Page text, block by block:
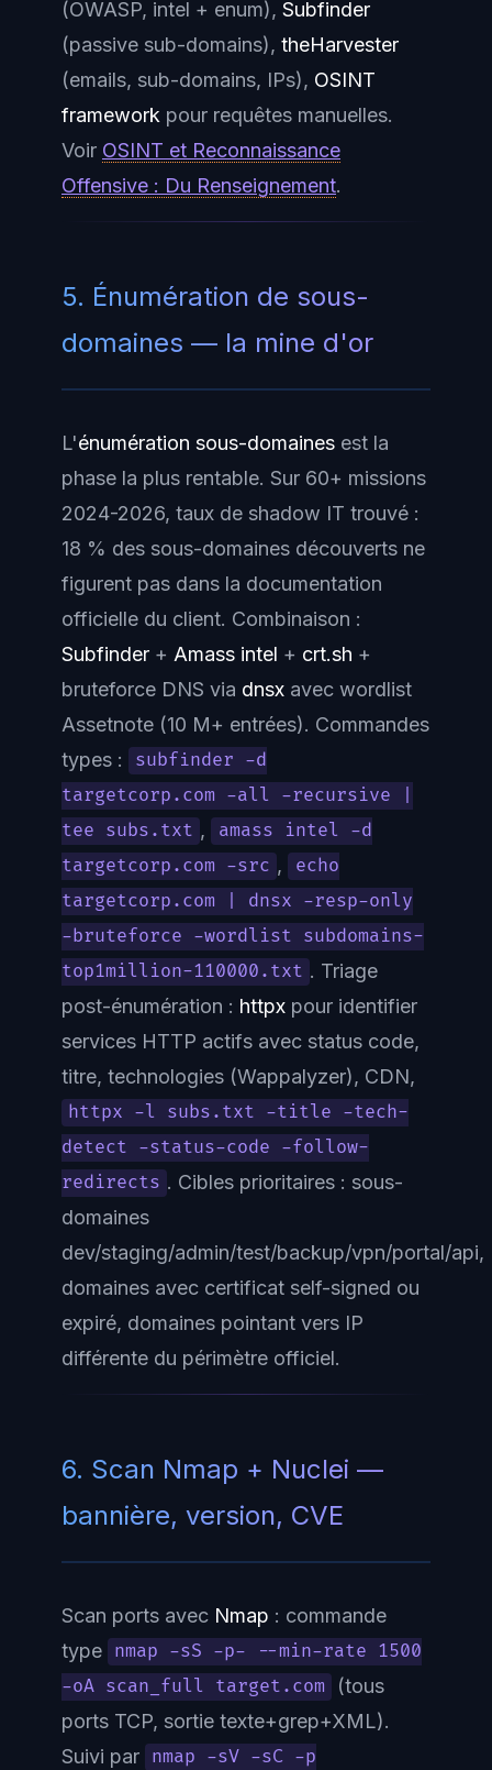
(OWASP, intel + enum), Subfinder
(passive sub-domains), theHarvester
(emails, sub-domains, IPs), OSINT
framework pour requêtes manuelles.
Voir OSINT et Reconnaissance
Offensive : Du Renseignement.
5. Énumération de sous-
domaines — la mine d'or
L'énumération sous-domaines est la
phase la plus rentable. Sur 60+ missions
2024-2026, taux de shadow IT trouvé :
18 % des sous-domaines découverts ne
figurent pas dans la documentation
officielle du client. Combinaison :
Subfinder + Amass intel + crt.sh +
bruteforce DNS via dnsx avec wordlist
Assetnote (10 M+ entrées). Commandes
types :
subfinder -d
targetcorp.com -all -recursive |
tee subs.txt ,
amass intel -d
targetcorp.com -src ,
echo
targetcorp.com | dnsx -resp-only
-bruteforce -wordlist subdomains-
top1million-110000.txt . Triage
post-énumération : httpx pour identifier
services HTTP actifs avec status code,
titre, technologies (Wappalyzer), CDN,
httpx -l subs.txt -title -tech-
detect -status-code -follow-
redirects . Cibles prioritaires : sous-
domaines
dev/staging/admin/test/backup/vpn/portal/api,
domaines avec certificat self-signed ou
expiré, domaines pointant vers IP
différente du périmètre officiel.
6. Scan Nmap + Nuclei —
bannière, version, CVE
Scan ports avec Nmap : commande
type nmap -sS -p- --min-rate 1500
-oA scan_full target.com
(tous
ports TCP, sortie texte+grep+XML).
Suivi par nmap -sV -sC -p